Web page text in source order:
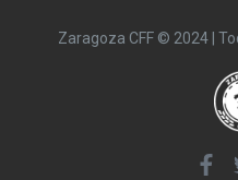
Zaragoza CFF © 2024 |